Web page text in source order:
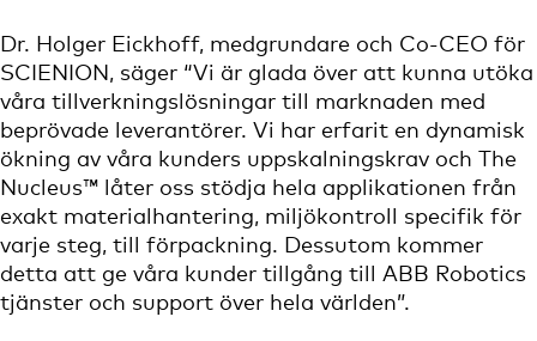
Dr. Holger Eickhoff, medgrundare och Co-CEO för
SCIENION, säger “Vi är glada över att kunna utöka
våra tillverkningslösningar till marknaden med
beprövade leverantörer. Vi har erfarit en dynamisk
ökning av våra kunders uppskalningskrav och The
Nucleus™ låter oss stödja hela applikationen från
exakt materialhantering, miljökontroll specifik för
varje steg, till förpackning. Dessutom kommer
detta att ge våra kunder tillgång till ABB Robotics
tjänster och support över hela världen”.